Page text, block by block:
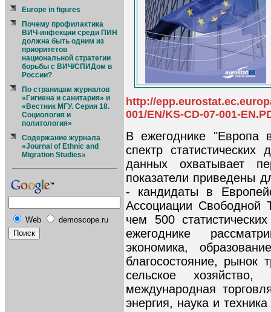
Europe in figures
Почему профилактика
ВИЧ-инфекции среди ПИН
должна быть одним из
приоритетов
национальной стратегии
борьбы с ВИЧ/СПИДом в
России?
По страницам журналов
«Гигиена и санитария» и
«Вестник МГУ. Серия 18.
Социология и
политология»
Содержание журнала
«Journal of Ethnic and
Migration Studies»
Web demoscope.ru
http://
001/EN/KS-CD-07-001-
В ежегоднике "Европа
спектр
данных охватывает
показатели приведены
- кандидаты в
Ассоциации
чем 500
ежегоднике
экономика,
благосостояние, рынок
сельское
международная
энергия, наука и